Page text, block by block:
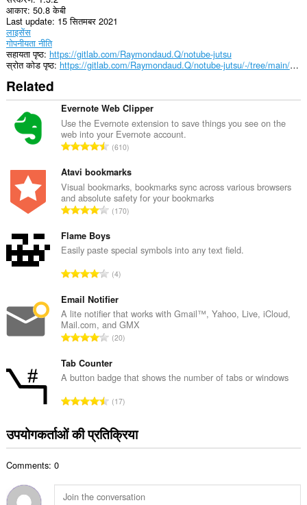
आकार 50.8 केबी
Last update 15 सितमबर 2021
लाइसेंस
गोपनीयता नीति
सहायता पृष्ठ https://gitlab.com/Raymondaud.Q/notube-jutsu
स्रोत कोड पृष्ठ
https://gitlab.com/Raymondaud.Q/notube-jutsu/-/tree/main/chrome
Related
Evernote Web Clipper
Use the Evernote extension to save things you see on the
web into your Evernote account.
रे
ग
की
कु
ल
ख्या
:
610
Atavi bookmarks
Visual bookmarks, bookmarks sync across various browsers
and absolute safety for your bookmarks
रे
ग
की
ल
ख्या
:
170
Flame Boys
Easily paste special symbols into any text field.
रे
ग
की
कु
ल
ख्या
:
4
Email Notifier
A lite notifier that works with Gmail™, Yahoo, Live, iCloud,
Mail.com, and GMX
रे
ग
की
ल
ख्या
:
20
Tab Counter
A button badge that shows the number of tabs or windows
रे
ग
की
सं
ख्या
17
उपयोगकर्ताओं की प्रतिक्रिया
Comments: 0